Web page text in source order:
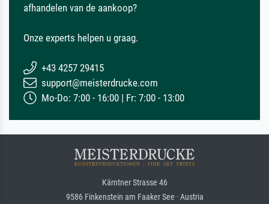
afhandelen van de aankoop?
Onze experts helpen u graag.
+43 4257 29415
support@meisterdrucke.com
Mo-Do: 7:00 - 16:00 | Fr: 7:00 - 13:00
Kärntner Strasse 46
9586 Finkenstein am Faaker See · Austria